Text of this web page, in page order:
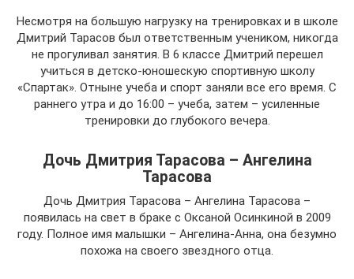
Несмотря на большую нагрузку на тренировках и в школе
Дмитрий Тарасов был ответственным учеником, никогда
не прогуливал занятия. В 6 классе Дмитрий перешел
учиться в детско-юношескую спортивную школу
«Спартак». Отныне учеба и спорт заняли все его время. С
раннего утра и до 16:00 – учеба, затем – усиленные
тренировки до глубокого вечера.
Дочь Дмитрия Тарасова – Ангелина
Тарасова
Дочь Дмитрия Тарасова – Ангелина Тарасова –
появилась на свет в браке с Оксаной Осинкиной в 2009
году. Полное имя малышки – Ангелина-Анна, она безумно
похожа на своего звездного отца.